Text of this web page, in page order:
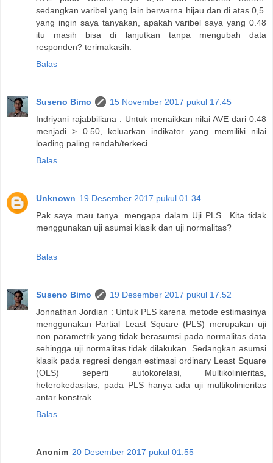
sedangkan varibel yang lain berwarna hijau dan di atas 0,5.
yang ingin saya tanyakan, apakah varibel saya yang 0.48
itu masih bisa di lanjutkan tanpa mengubah data
responden? terimakasih.
Balas
Suseno Bimo
15 November 2017 pukul 17.45
Indriyani rajabbiliana : Untuk menaikkan nilai AVE dari 0.48
menjadi > 0.50, keluarkan indikator yang memiliki nilai
loading paling rendah/terkeci.
Balas
Unknown 19 Desember 2017 pukul 01.34
Pak saya mau tanya. mengapa dalam Uji PLS.. Kita tidak
menggunakan uji asumsi klasik dan uji normalitas?
Balas
Suseno Bimo
19 Desember 2017 pukul 17.52
Jonnathan Jordian : Untuk PLS karena metode estimasinya
menggunakan Partial Least Square (PLS) merupakan uji
non parametrik yang tidak berasumsi pada normalitas data
sehingga uji normalitas tidak dilakukan. Sedangkan asumsi
klasik pada regresi dengan estimasi ordinary Least Square
(OLS) seperti autokorelasi, Multikolinieritas,
heterokedasitas, pada PLS hanya ada uji multikolinieritas
antar konstrak.
Balas
Anonim 20 Desember 2017 pukul 01.55